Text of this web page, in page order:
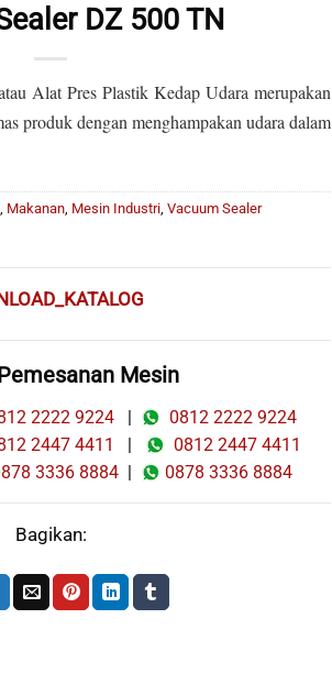
DZ 500 TN
Alat Pres Plastik Kedap Udara merupakan
produk dengan menghampakan udara dalam
, Makanan, Mesin Industri, Vacuum Sealer
Mesin
2222 9224 |
0812 2222 9224
2447 4411
|
0812 2447 4411
3336 8884 | 0878 3336 8884
Bagikan: